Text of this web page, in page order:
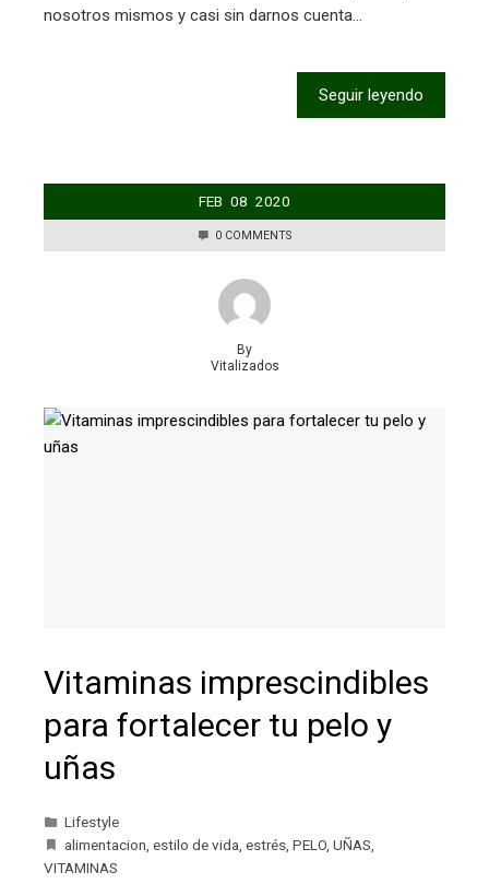
nosotros mismos y casi sin darnos cuenta…
Seguir leyendo
FEB 08 2020
0 COMMENTS
By
Vitalizados
Vitaminas imprescindibles
para fortalecer tu pelo y
uñas
Lifestyle
alimentacion estilo de vida estrés PELO UÑAS
VITAMINAS